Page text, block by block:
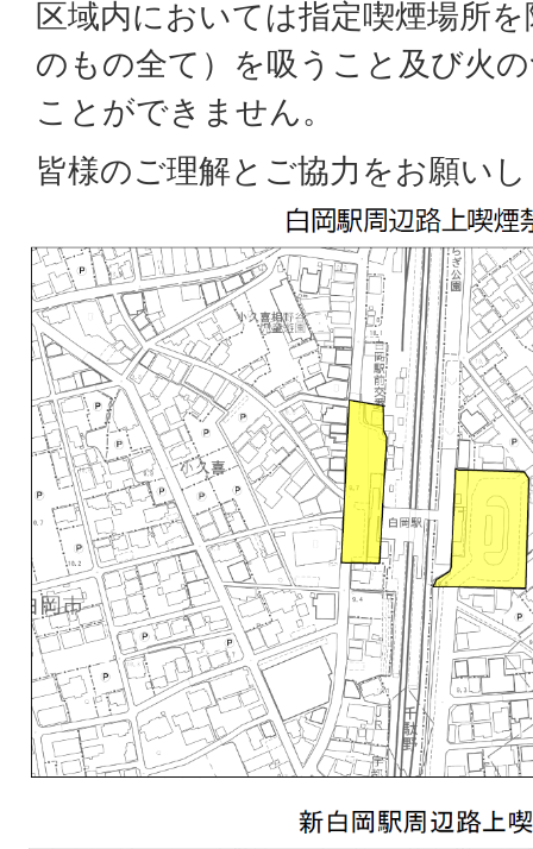
区域内においては指定喫煙場所
のもの全て）を吸うこと及び火
ことができません。
皆様のご理解とご協力をお願い